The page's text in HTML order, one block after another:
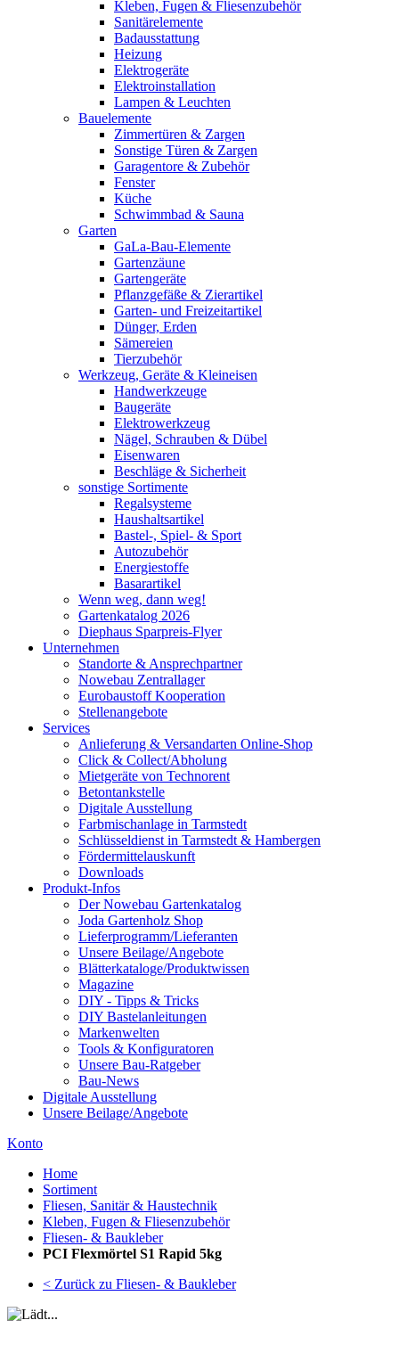
Kleben, Fugen & Fliesenzubehör
Sanitärelemente
Badausstattung
Heizung
Elektrogeräte
Elektroinstallation
Lampen & Leuchten
Bauelemente
Zimmertüren & Zargen
Sonstige Türen & Zargen
Garagentore & Zubehör
Fenster
Küche
Schwimmbad & Sauna
Garten
GaLa-Bau-Elemente
Gartenzäune
Gartengeräte
Pflanzgefäße & Zierartikel
Garten- und Freizeitartikel
Dünger, Erden
Sämereien
Tierzubehör
Werkzeug, Geräte & Kleineisen
Handwerkzeuge
Baugeräte
Elektrowerkzeug
Nägel, Schrauben & Dübel
Eisenwaren
Beschläge & Sicherheit
sonstige Sortimente
Regalsysteme
Haushaltsartikel
Bastel-, Spiel- & Sport
Autozubehör
Energiestoffe
Basarartikel
Wenn weg, dann weg!
Gartenkatalog 2026
Diephaus Sparpreis-Flyer
Unternehmen
Standorte & Ansprechpartner
Nowebau Zentrallager
Eurobaustoff Kooperation
Stellenangebote
Services
Anlieferung & Versandarten Online-Shop
Click & Collect/Abholung
Mietgeräte von Technorent
Betontankstelle
Digitale Ausstellung
Farbmischanlage in Tarmstedt
Schlüsseldienst in Tarmstedt & Hambergen
Fördermittelauskunft
Downloads
Produkt-Infos
Der Nowebau Gartenkatalog
Joda Gartenholz Shop
Lieferprogramm/Lieferanten
Unsere Beilage/Angebote
Blätterkataloge/Produktwissen
Magazine
DIY - Tipps & Tricks
DIY Bastelanleitungen
Markenwelten
Tools & Konfiguratoren
Unsere Bau-Ratgeber
Bau-News
Digitale Ausstellung
Unsere Beilage/Angebote
Konto
Home
Sortiment
Fliesen, Sanitär & Haustechnik
Kleben, Fugen & Fliesenzubehör
Fliesen- & Baukleber
PCI Flexmörtel S1 Rapid 5kg
< Zurück zu Fliesen- & Baukleber